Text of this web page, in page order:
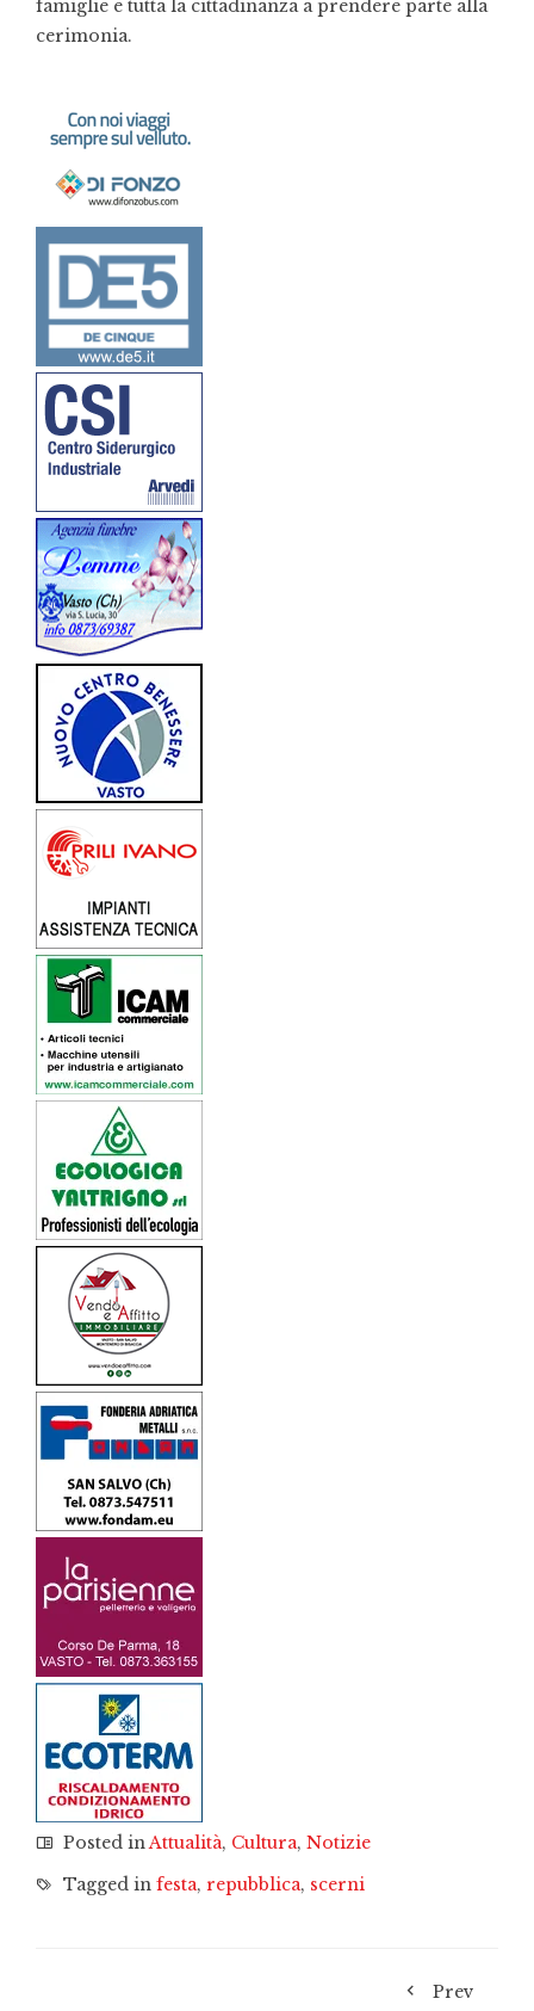
famiglie e tutta la cittadinanza a prendere parte alla
cerimonia.
Posted inAttualità, Cultura, Notizie
Tagged in festa, repubblica, scerni
Prev